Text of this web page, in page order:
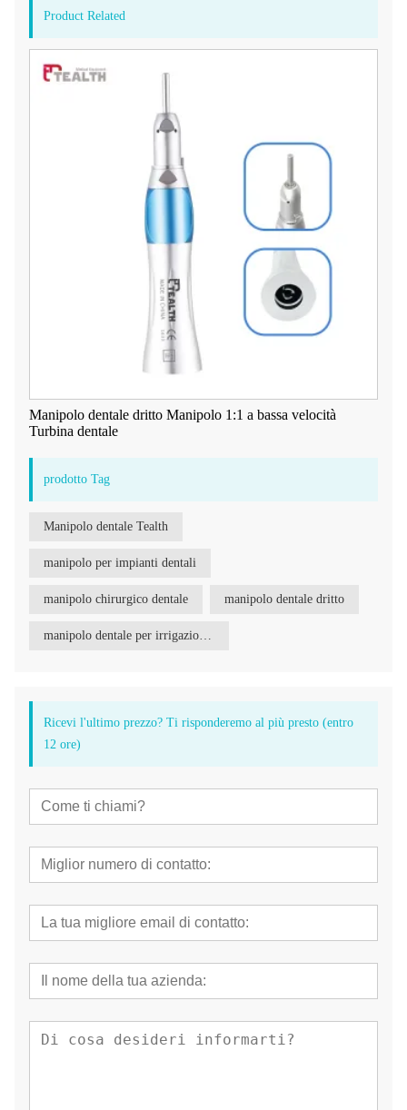
Product Related
Manipolo dentale dritto Manipolo 1:1 a bassa velocità
Turbina dentale
prodotto Tag
Manipolo dentale Tealth
manipolo per impianti dentali
manipolo chirurgico dentale manipolo dentale dritto
Ricevi l'ultimo prezzo? Ti risponderemo al più presto (entro
12 ore)